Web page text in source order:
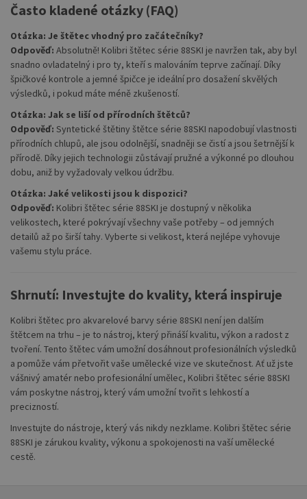
Často kladené otázky (FAQ)
Otázka: Je štětec vhodný pro začátečníky?
Odpověď: Absolutně! Kolibri štětec série 88SKI je navržen tak, aby byl
snadno ovladatelný i pro ty, kteří s malováním teprve začínají. Díky
špičkové kontrole a jemné špičce je ideální pro dosažení skvělých
výsledků, i pokud máte méně zkušeností.
Otázka: Jak se liší od přírodních štětců?
Odpověď: Syntetické štětiny štětce série 88SKI napodobují vlastnosti
přírodních chlupů, ale jsou odolnější, snadněji se čistí a jsou šetrnější k
přírodě. Díky jejich technologii zůstávají pružné a výkonné po dlouhou
dobu, aniž by vyžadovaly velkou údržbu.
Otázka: Jaké velikosti jsou k dispozici?
Odpověď: Kolibri štětec série 88SKI je dostupný v několika
velikostech, které pokrývají všechny vaše potřeby – od jemných
detailů až po širší tahy. Vyberte si velikost, která nejlépe vyhovuje
vašemu stylu práce.
Shrnutí: Investujte do kvality, která inspiruje
Kolibri štětec pro akvarelové barvy série 88SKI není jen dalším
štětcem na trhu – je to nástroj, který přináší kvalitu, výkon a radost z
tvoření. Tento štětec vám umožní dosáhnout profesionálních výsledků
a pomůže vám přetvořit vaše umělecké vize ve skutečnost. Ať už jste
vášnivý amatér nebo profesionální umělec, Kolibri štětec série 88SKI
vám poskytne nástroj, který vám umožní tvořit s lehkostí a
precizností.
Investujte do nástroje, který vás nikdy nezklame. Kolibri štětec série
88SKI je zárukou kvality, výkonu a spokojenosti na vaší umělecké
cestě.